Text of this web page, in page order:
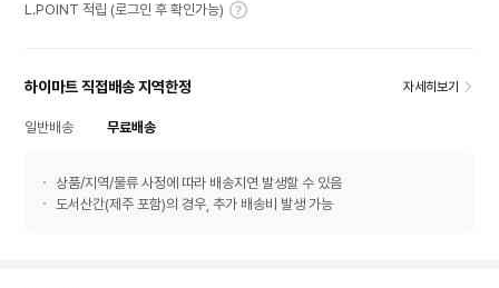
L.POINT 적립 (로그인 후 확인가능)
하이마트 직접배송 지역한정 자세히보기
일반배송 무료배송
상품/지역/물류 사정에 따라 배송지연 발생할 수 있음
도서산간(제주 포함)의 경우, 추가 배송비 발생 가능